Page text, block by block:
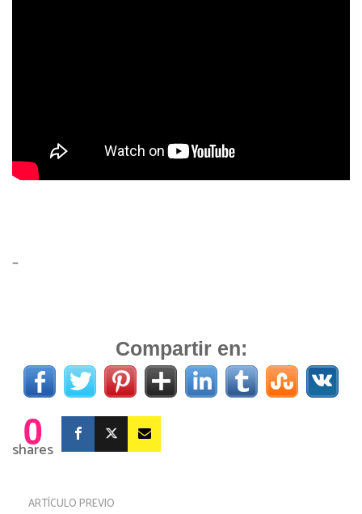
–
Compartir en:
0
shares
ARTÍCULO PREVIO